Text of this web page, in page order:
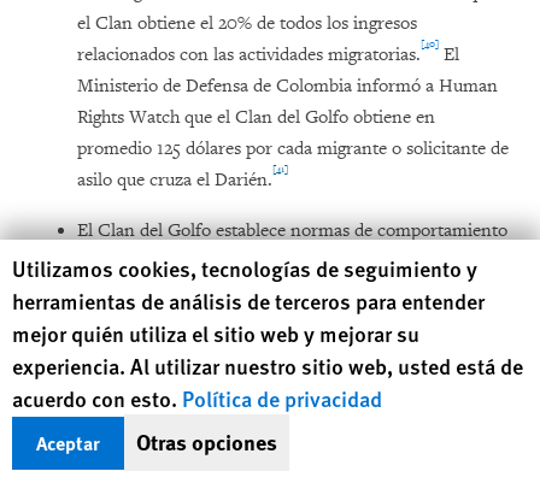
el Clan obtiene el 20% de todos los ingresos
relacionados con las actividades migratorias.[40] El
Ministerio de Defensa de Colombia informó a Human
Rights Watch que el Clan del Golfo obtiene en
promedio 125 dólares por cada migrante o solicitante de
asilo que cruza el Darién.[41]
El Clan del Golfo establece normas de comportamiento
a la población local y los migrantes y solicitantes de
asilo, y a veces las hace cumplir mediante amenazas y
asesinatos.[42]
Estas normas incluyen la prohibición de
hacer daño a los migrantes y solicitantes de asilo.
Por
ejemplo, en noviembre de 2021, el Clan habría matado
a un “guía” acusado de abusar sexualmente de mujeres
migrantes.[44] “Hacen ‘limpieza social’”, dijo a Human
Human Rights Watch cookie preferences
Utilizamos cookies, tecnologías de seguimiento y
herramientas de análisis de terceros para entender
mejor quién utiliza el sitio web y mejorar su
experiencia. Al utilizar nuestro sitio web, usted está de
acuerdo con esto. Política de privacidad
Aceptar Otras opciones